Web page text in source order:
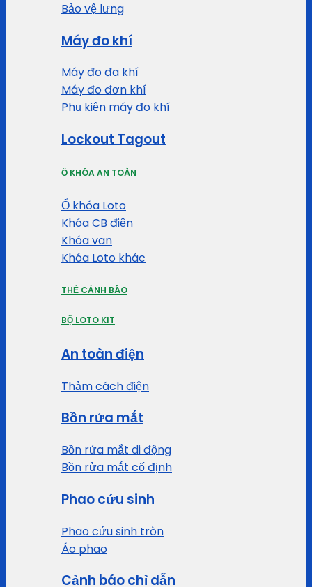
Bảo vệ lưng
Máy đo khí
Máy đo đa khí
Máy đo đơn khí
Phụ kiện máy đo khí
Lockout Tagout
Ổ KHÓA AN TOÀN
Ổ khóa Loto
Khóa CB điện
Khóa van
Khóa Loto khác
THẺ CẢNH BÁO
BỘ LOTO KIT
An toàn điện
Thảm cách điện
Bồn rửa mắt
Bồn rửa mắt di động
Bồn rửa mắt cố định
Phao cứu sinh
Phao cứu sinh tròn
Áo phao
Cảnh báo chỉ dẫn